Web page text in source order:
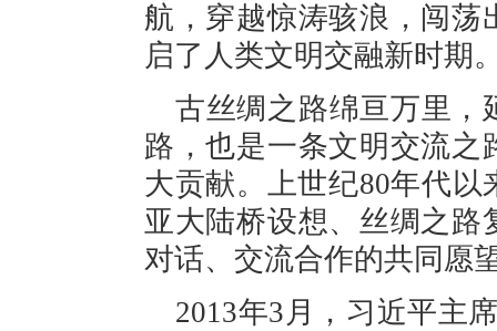
航，穿越惊涛骇浪，闯荡
启了人类文明交融新时期
古丝绸之路绵亘万里，
路，也是一条文明交流
大贡献。上世纪80年代
亚大陆桥设想、丝绸之
对话、交流合作的共同愿
2013年3月，习近平主